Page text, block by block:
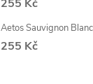
255 Kč
Aetos Sauvignon
255 Kč